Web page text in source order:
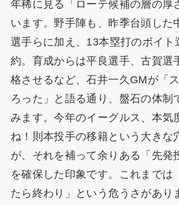
年稀に見る「ローテ候補の層の厚
います。野手陣も、昨季台頭した
選手らに加え、13本塁打のボイト
約。育成からは平良選手、古賀選
格させるなど、石井一久GMが「
ろった」と語る通り、盤石の体制
みます。今年のイーグルス、本気
ね！則本投手の移籍という大きな
が、それを補って余りある「先発
を確保した印象です。これまでは
たら終わり」という危うさがあり